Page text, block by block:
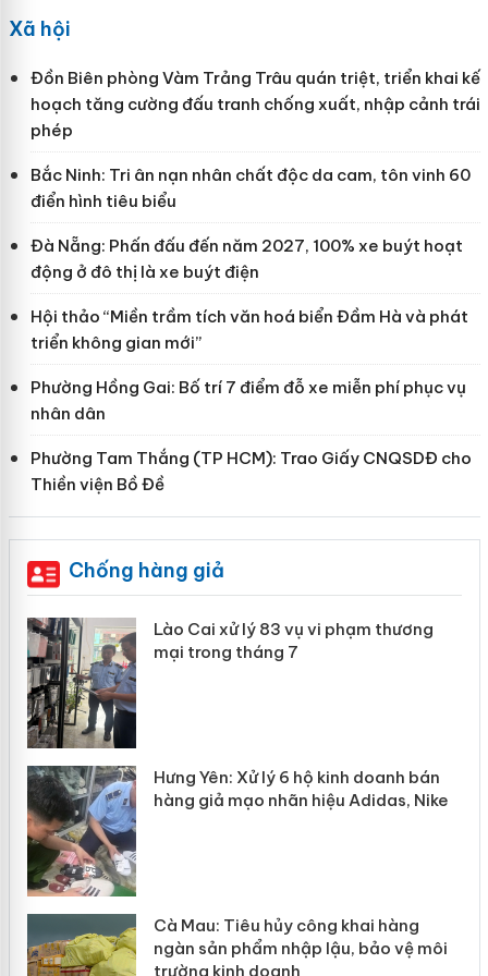
Xã hội
Đồn Biên phòng Vàm Trảng Trâu quán triệt, triển khai kế
hoạch tăng cường đấu tranh chống xuất, nhập cảnh trái
phép
Bắc Ninh: Tri ân nạn nhân chất độc da cam, tôn vinh 60
điển hình tiêu biểu
Đà Nẵng: Phấn đấu đến năm 2027, 100% xe buýt hoạt
động ở đô thị là xe buýt điện
Hội thảo “Miền trầm tích văn hoá biển Đầm Hà và phát
triển không gian mới”
Phường Hồng Gai: Bố trí 7 điểm đỗ xe miễn phí phục vụ
nhân dân
Phường Tam Thắng (TP HCM): Trao Giấy CNQSDĐ cho
Thiền viện Bồ Đề
Chống hàng giả
Lào Cai xử lý 83 vụ vi phạm thương
mại trong tháng 7
Hưng Yên: Xử lý 6 hộ kinh doanh bán
hàng giả mạo nhãn hiệu Adidas, Nike
Cà Mau: Tiêu hủy công khai hàng
ngàn sản phẩm nhập lậu, bảo vệ môi
trường kinh doanh